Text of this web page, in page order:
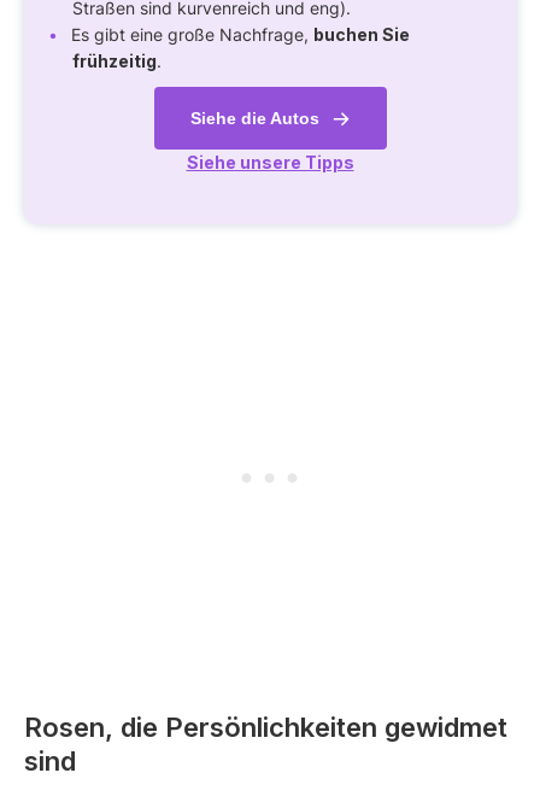
Straßen sind kurvenreich und eng).
Es gibt eine große Nachfrage, buchen Sie
frühzeitig.
Siehe die Autos
Siehe unsere Tipps
Rosen, die Persönlichkeiten gewidmet
sind